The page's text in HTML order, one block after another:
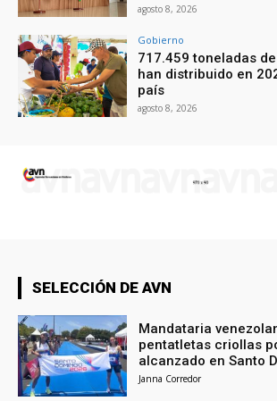
agosto 8, 2026
Gobierno
717.459 toneladas
han distribuido en
país
agosto 8, 2026
SELECCIÓN DE AVN
Mandataria
pentatletas criollas
alcanzado en Santo
Janna Corredor